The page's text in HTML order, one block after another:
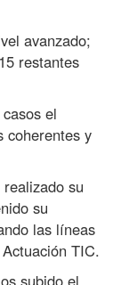
avanzado;
restantes
el
coherentes y
su
su
las líneas
TIC.
subido el